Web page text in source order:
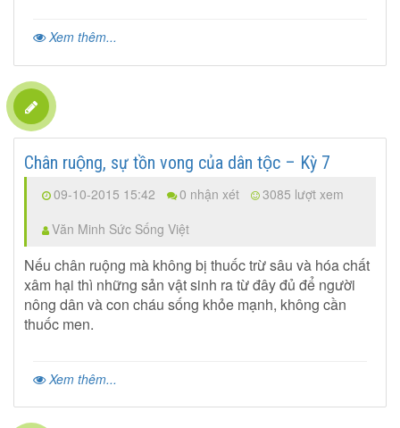
Xem thêm...
Chân ruộng, sự tồn vong của dân tộc – Kỳ 7
09-10-2015 15:42 0 nhận xét
3085 lượt xem
Văn Minh Sức Sống Việt
Nếu chân ruộng mà không bị thuốc trừ sâu và hóa chất
xâm hại thì những sản vật sinh ra từ đây đủ để người
nông dân và con cháu sống khỏe mạnh, không cần
thuốc men.
Xem thêm...